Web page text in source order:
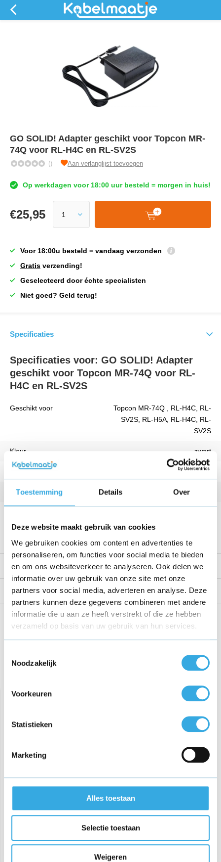
Toestemming Details Over
Deze website maakt gebruik van cookies
We gebruiken cookies om content en advertenties te
personaliseren, om functies voor social media te bieden
en om ons websiteverkeer te analyseren. Ook delen we
informatie over uw gebruik van onze site met onze
partners voor social media, adverteren en analyse. Deze
partners kunnen deze gegevens combineren met andere
informatie die u aan ze heeft verstrekt of die ze hebben
verzameld op basis van uw gebruik van hun services.
Noodzakelijk
Voorkeuren
Statistieken
Marketing
Alles toestaan
Selectie toestaan
Weigeren
GO SOLID! Adapter geschikt voor Topcon MR-
74Q voor RL-H4C en RL-SV2S
() Aan verlanglijst toevoegen
Op werkdagen voor 18:00 uur besteld = morgen in huis!
€25,95
Voor 18:00u besteld = vandaag verzonden
Gratis verzending!
Geselecteerd door échte specialisten
Niet goed? Geld terug!
Specificaties
Specificaties voor: GO SOLID! Adapter
geschikt voor Topcon MR-74Q voor RL-
H4C en RL-SV2S
Geschikt voor
Topcon MR-74Q , RL-H4C, RL-
SV2S, RL-H5A, RL-H4C, RL-
SV2S
Kleur zwart
Vermogen 18 W
Kabellengte 1 Meter
Bekijk alle specificaties
Productomschrijving
Reviews
Share this product!
GO SOLID! Adapter
geschikt voor Topcon MR-
74Q voor RL-H4C en RL-
SV2S